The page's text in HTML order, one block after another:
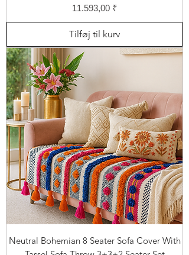
Pris
11.593,00 ₹
Tilføj til kurv
Neutral Bohemian 8 Seater Sofa Cover With